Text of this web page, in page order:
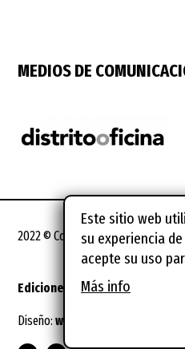
MEDIOS DE
2022 © Coworking Spain
Ediciones anteriores
Diseño:wild wild web
Este sitio web
su experiencia
acepte su uso
Más info